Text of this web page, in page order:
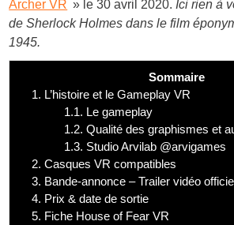
Archer VR » le 30 avril 2020. Ici rien à
de Sherlock Holmes dans le film
1945.
Sommaire
1. L’histoire et le Gameplay VR
1.1. Le gameplay
1.2. Qualité des graphismes et
1.3. Studio Arvilab @arvigames
2. Casques VR compatibles
3. Bande-annonce – Trailer vidéo
4. Prix & date de sortie
5. Fiche House of Fear VR